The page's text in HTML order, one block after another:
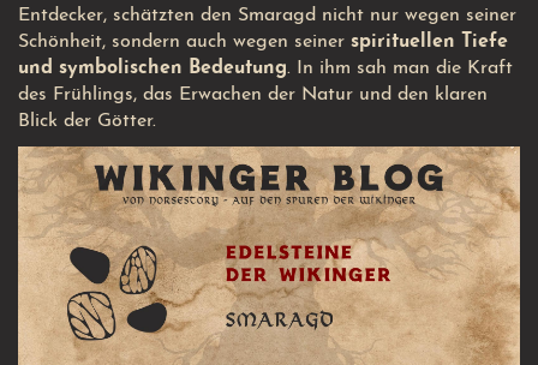
Entdecker, schätzten den Smaragd nicht nur wegen seiner
Schönheit, sondern auch wegen seiner spirituellen Tiefe
und symbolischen Bedeutung. In ihm sah man die Kraft
des Frühlings, das Erwachen der Natur und den klaren
Blick der Götter.